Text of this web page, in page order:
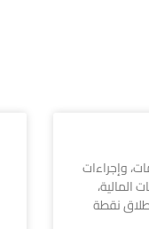
وإجراءات
المالية،
نقطة